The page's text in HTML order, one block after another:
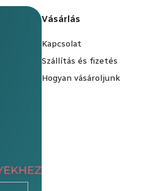
Vásárlás
Kapcsolat
Szállítás és fizetés
Hogyan vásároljunk